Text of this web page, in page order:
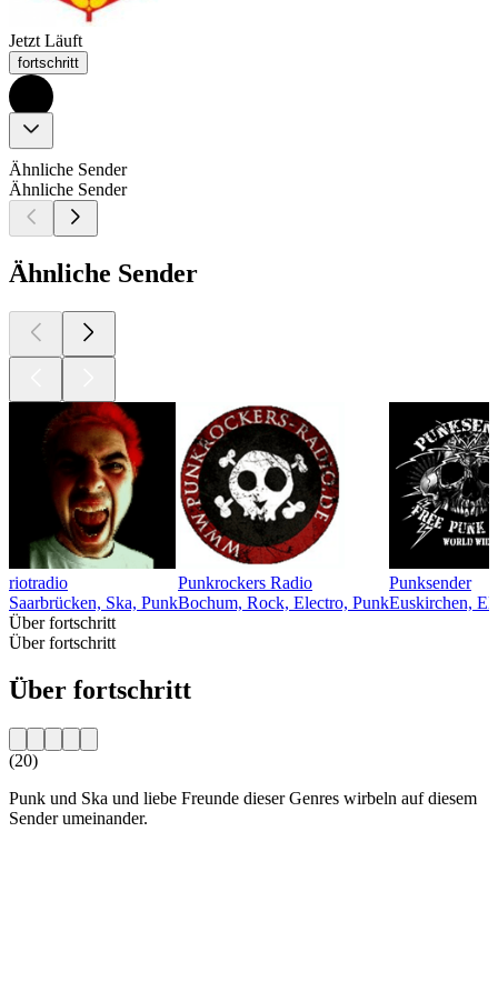
Jetzt Läuft
fortschritt
Ähnliche Sender
Ähnliche Sender
Ähnliche Sender
riotradio
Saarbrücken, Ska, Punk
Punkrockers Radio
Bochum, Rock, Electro, Punk
Punksender
Euskirchen,
Über fortschritt
Über fortschritt
Über fortschritt
(20)
Punk und Ska und liebe Freunde dieser Genres wirbeln auf diesem
Sender umeinander.